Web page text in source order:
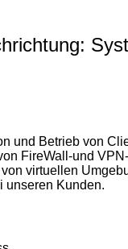
und Betrieb von
FireWall-und
virtuellen
unseren Kunden.